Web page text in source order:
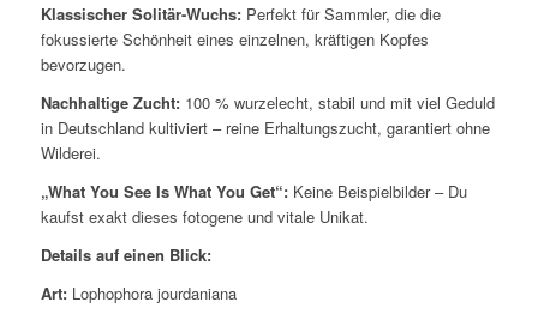
Klassischer Solitär-Wuchs:Perfekt für Sammler, die die
fokussierte Schönheit eines einzelnen, kräftigen Kopfes
bevorzugen.
Nachhaltige Zucht:100 % wurzelecht, stabil und mit viel Geduld
in Deutschland kultiviert – reine Erhaltungszucht, garantiert ohne
Wilderei.
„What You See Is What You Get“:Keine Beispielbilder – Du
kaufst exakt dieses fotogene und vitale Unikat.
Details auf einen Blick:
Art:Lophophora jourdaniana